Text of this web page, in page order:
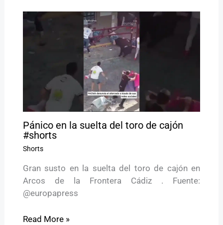
Pánico en la suelta del toro de cajón
#shorts
Shorts
Gran susto en la suelta del toro de cajón en
Arcos de la Frontera Cádiz . Fuente:
@europapress
Read More »